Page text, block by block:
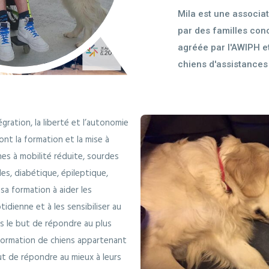
Mila est une
par des familles
agréée par l'AWIPH
chiens
la liberté et l’autonomie
la formation et la mise à
à mobilité réduite, sourdes
diabétique, épileptique,
formation à aider les
et à les sensibiliser au
le but de répondre au plus
de chiens appartenant
de répondre au mieux à leurs